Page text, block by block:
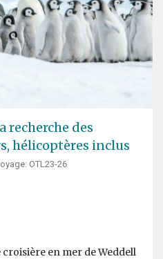
recherche des
hélicoptères inclus
OTL23-26
en mer de Weddell